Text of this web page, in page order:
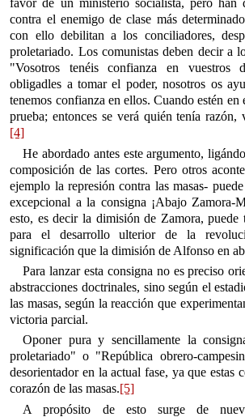
favor de un ministerio socialista, pero han
contra el enemigo de clase más
con ello debilitan a los conciliadores,
proletariado. Los comunistas deben decir a
"Vosotros tenéis confianza en vuestros
obligadles a tomar el poder, nosotros os
tenemos confianza en ellos. Cuando estén en
prueba; entonces se verá quién tenía razón,
[4]
He abordado antes este argumento,
composición de las cortes. Pero otros
ejemplo la represión contra las masas-
excepcional a la consigna ¡Abajo Zamora-
esto, es decir la dimisión de Zamora, puede
para el desarrollo ulterior de la
significación que la dimisión de Alfonso en
Para lanzar esta consigna no es preciso
abstracciones doctrinales, sino según el
las masas, según la reacción que
victoria parcial.
Oponer pura y sencillamente la
proletariado" o "República obrero-
desorientador en la actual fase, ya que estas
corazón de las masas.[5]
A propósito de esto surge de